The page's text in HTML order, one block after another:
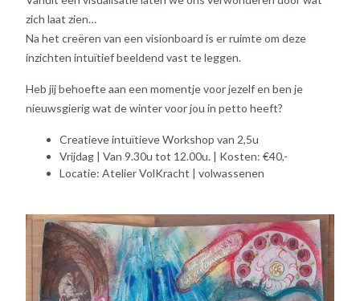
zich laat zien…
Na het creëren van een visionboard is er ruimte om deze
inzichten intuïtief beeldend vast te leggen.
Heb jij behoefte aan een momentje voor jezelf en ben je
nieuwsgierig wat de winter voor jou in petto heeft?
Creatieve intuïtieve Workshop van 2,5u
Vrijdag | Van 9.30u tot 12.00u. | Kosten: €40,-
Locatie: Atelier VolKracht | volwassenen